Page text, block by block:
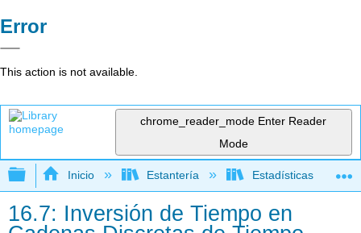
Error
This action is not available.
chrome_reader_mode Enter Reader
Mode
Expandir/contraer jerarquía global
Inicio Estantería Estadísticas
16.7: Inversión de Tiempo en